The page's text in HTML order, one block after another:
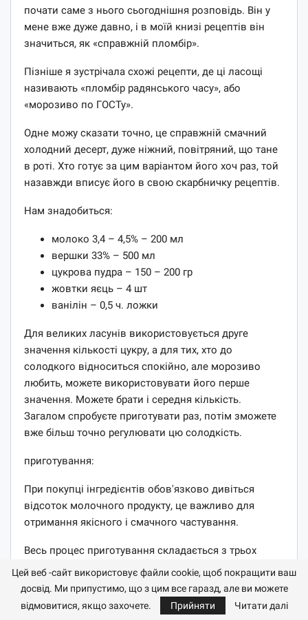
почати саме з нього сьогоднішня розповідь. Він у
мене вже дуже давно, і в моїй книзі рецептів він
значиться, як «справжній пломбір».
Пізніше я зустрічала схожі рецепти, де ці ласощі
називають «пломбір радянського часу», або
«морозиво по ГОСТу».
Одне можу сказати точно, це справжній смачний
холодний десерт, дуже ніжний, повітряний, що тане
в роті. Хто готує за цим варіантом його хоч раз, той
назавжди вписує його в свою скарбничку рецептів.
Нам знадобиться:
молоко 3,4 – 4,5% – 200 мл
вершки 33% – 500 мл
цукрова пудра – 150 – 200 гр
жовтки яєць – 4 шт
ванілін – 0,5 ч. ложки
Для великих ласунів використовується друге
значення кількості цукру, а для тих, хто до
солодкого відноситься спокійно, але морозиво
любить, можете використовувати його перше
значення. Можете брати і середня кількість.
Загалом спробуєте приготувати раз, потім зможете
вже більш точно регулювати цю солодкість.
приготування:
При покупці інгредієнтів обов'язково дивіться
відсоток молочного продукту, це важливо для
отримання якісного і смачного частування.
Весь процес приготування складається з трьох
етапів: приготування крему; збивання вершків;
охолодження отриманої суміші.
1 Першим етапом приготувати крем. Для цього
Цей веб -сайт використовує файли cookie, щоб покращити ваш
досвід. Ми припустимо, що з цим все гаразд, але ви можете
відмовитися, якщо захочете.
Прийняти Читати далі